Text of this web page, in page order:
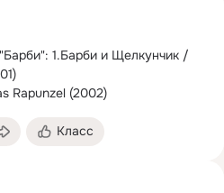
1.Барби и Щелкунчик /
Rapunzel (2002)
Класс